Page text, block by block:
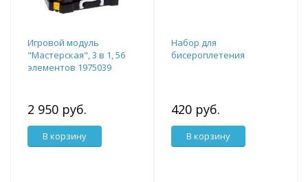
Игровой модуль
"Мастерская", 3 в 1, 56
элементов 1975039
2 950 руб.
В корзину
Набор для
бисероплетения
420 руб.
В корзину